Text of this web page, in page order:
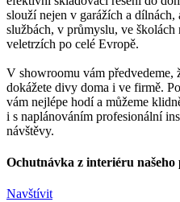
slouží nejen v garážích a dílnách,
službách, v průmyslu, ve školách
veletrzích po celé Evropě.
V showroomu vám předvedeme,
dokážete divy doma i ve firmě.
vám nejlépe hodí a můžeme
i s naplánováním profesionální
návštěvy.
Ochutnávka z interiéru
Navštívit